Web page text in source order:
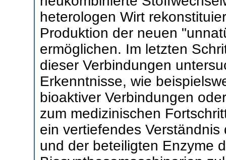
heterologen Wirt
Produktion der neuen
ermöglichen. Im letzten
dieser Verbindungen
Erkenntnisse, wie
bioaktiver Verbindungen
zum medizinischen
ein vertiefendes
und der beteiligten Enzyme